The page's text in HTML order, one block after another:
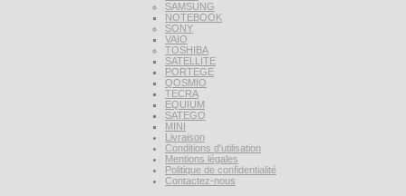
SAMSUNG
NOTEBOOK
SONY
VAIO
TOSHIBA
SATELLITE
PORTEGE
QOSMIO
TECRA
EQUIUM
SATEGO
MINI
Livraison
Conditions d'utilisation
Mentions légales
Politique de confidentialité
Contactez-nous